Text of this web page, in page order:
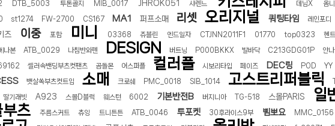
DTB_5003 투톤골지 MIB_0017 JHROK051 샤렌느 데님X 옴
st1274 FW-2700 CS167 MA1 퍼프소매 리셋 오리지널 쿼팅타임 레인포디
즈 이중 포함 미니 03368 쥬블린 엔드일자 CTJNN2011F1 01770 top0323 헨트
나본 ATB_0029 나침반와펜 DESIGN 버트닝 P000BKKX 발바닥 C213GDG01P 안나
셀러속밴딩부츠컷팬츠 곰돌몬 어스퍼플 컬러풀 시보리타입 페이즈 DEC링 POD YY
뱃살쏙부츠컷트임 소매 크로쉐 PMC_0018 SIB_1014 고스트리퍼블릭
딸기래빗 A923 스몰D블럭 웨스턴 6002 기본반전B 버지니아 TG-518 스몰PARIS 일
부츠 주름스커트 츄잉 트니튼튼 ATB_0046 투포켓 30후라이스9부 삠뽀요 MMC_0156